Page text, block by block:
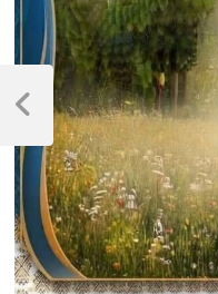
Навігація
записів
Previous